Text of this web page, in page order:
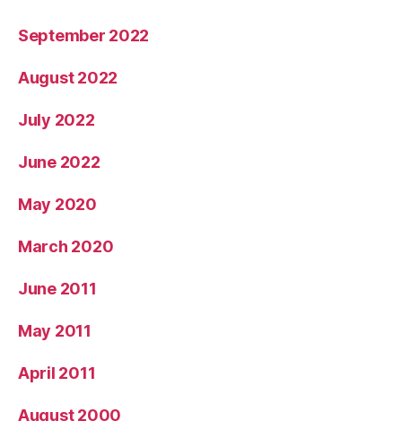
September 2022
August 2022
July 2022
June 2022
May 2020
March 2020
June 2011
May 2011
April 2011
August 2000